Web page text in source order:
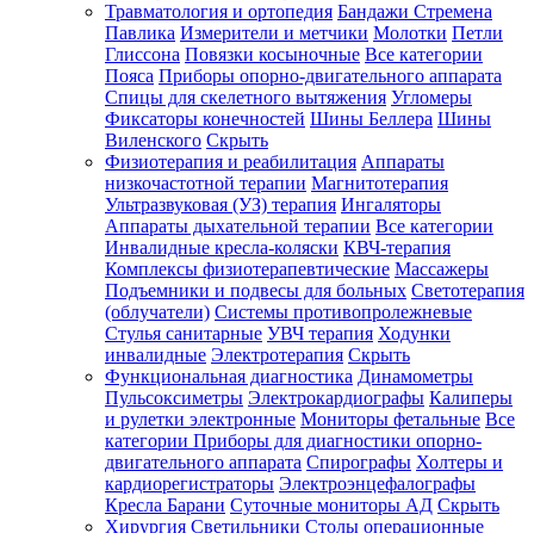
Травматология и ортопедия Бандажи Стремена
Павлика Измерители и метчики Молотки Петли
Глиссона Повязки косыночные Все категории
Пояса Приборы опорно-двигательного аппарата
Спицы для скелетного вытяжения Угломеры
Фиксаторы конечностей Шины Беллера Шины
Виленского Скрыть
Физиотерапия и реабилитация Аппараты
низкочастотной терапии Магнитотерапия
Ультразвуковая (УЗ) терапия Ингаляторы
Аппараты дыхательной терапии Все категории
Инвалидные кресла-коляски КВЧ-терапия
Комплексы физиотерапевтические Массажеры
Подъемники и подвесы для больных Светотерапия
(облучатели) Системы противопролежневые
Стулья санитарные УВЧ терапия Ходунки
инвалидные Электротерапия Скрыть
Функциональная диагностика Динамометры
Пульсоксиметры Электрокардиографы Калиперы
и рулетки электронные Мониторы фетальные Все
категории Приборы для диагностики опорно-
двигательного аппарата Спирографы Холтеры и
кардиорегистраторы Электроэнцефалографы
Кресла Барани Суточные мониторы АД Скрыть
Хирургия Светильники Столы операционные